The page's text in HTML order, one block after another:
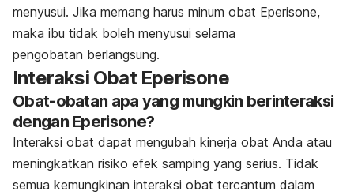
menyusui. Jika memang harus minum obat Eperisone,
maka ibu tidak boleh menyusui selama
pengobatan berlangsung.
Interaksi Obat Eperisone
Obat-obatan apa yang mungkin berinteraksi
dengan Eperisone?
Interaksi obat dapat mengubah kinerja obat Anda atau
meningkatkan risiko efek samping yang serius. Tidak
semua kemungkinan interaksi obat tercantum dalam